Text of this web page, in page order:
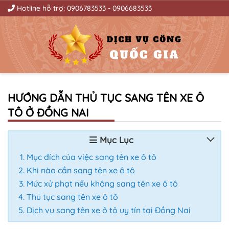
Hotline hỗ trợ: 0906783533 - 0906683533
HƯỚNG DẪN THỦ TỤC SANG TÊN XE Ô
TÔ Ở ĐỒNG NAI
Mục Lục
Mục đích của việc sang tên xe ô tô
Khi nào cần sang tên xe ô tô
Mức xử phạt nếu không sang tên xe ô tô
Thủ tục sang tên xe ô tô
Dịch vụ sang tên xe ô tô uy tín tại Đồng Nai